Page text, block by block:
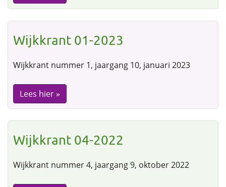
Wijkkrant 01-2023
Wijkkrant nummer 1, jaargang 10, januari 2023
Lees hier »
Wijkkrant 04-2022
Wijkkrant nummer 4, jaargang 9, oktober 2022